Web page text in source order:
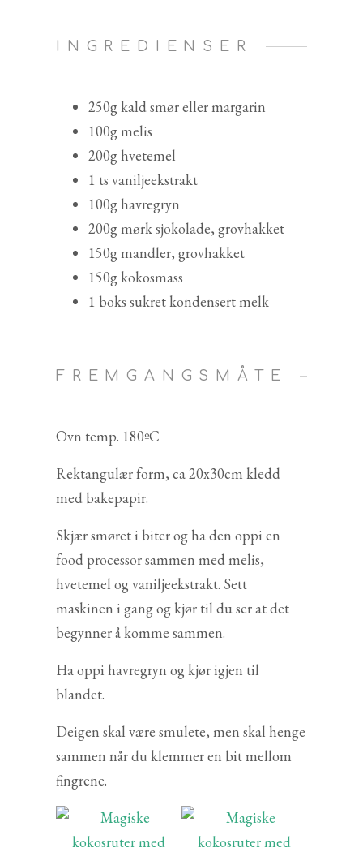
INGREDIENSER
250g kald smør eller margarin
100g melis
200g hvetemel
1 ts vaniljeekstrakt
100g havregryn
200g mørk sjokolade, grovhakket
150g mandler, grovhakket
150g kokosmass
1 boks sukret kondensert melk
FREMGANGSMÅTE
Ovn temp. 180ºC
Rektangulær form, ca 20x30cm kledd
med bakepapir.
Skjær smøret i biter og ha den oppi en
food processor sammen med melis,
hvetemel og vaniljeekstrakt. Sett
maskinen i gang og kjør til du ser at det
begynner å komme sammen.
Ha oppi havregryn og kjør igjen til
blandet.
Deigen skal være smulete, men skal henge
sammen når du klemmer en bit mellom
fingrene.